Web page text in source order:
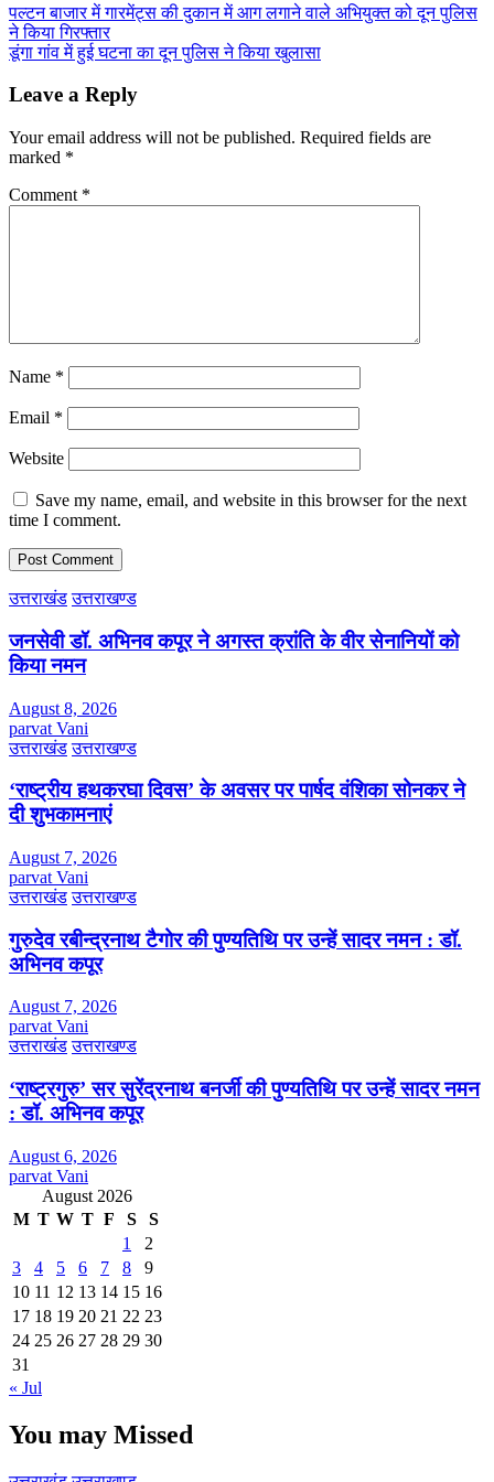
पल्टन बाजार में गारमेंट्स की दुकान में आग लगाने वाले अभियुक्त को दून पुलिस
ने किया गिरफ्तार
डूंगा गांव में हुई घटना का दून पुलिस ने किया खुलासा
Leave a Reply
Your email address will not be published. Required fields are
marked *
Comment *
Name *
Email *
Website
Save my name, email, and website in this browser for the next
time I comment.
उत्तराखंड उत्तराखण्ड
जनसेवी डॉ. अभिनव कपूर ने अगस्त क्रांति के वीर सेनानियों को
किया नमन
August 8, 2026
parvat Vani
उत्तराखंड उत्तराखण्ड
‘राष्ट्रीय हथकरघा दिवस’ के अवसर पर पार्षद वंशिका सोनकर ने
दी शुभकामनाएं
August 7, 2026
parvat Vani
उत्तराखंड उत्तराखण्ड
गुरुदेव रबीन्द्रनाथ टैगोर की पुण्यतिथि पर उन्हें सादर नमन : डॉ.
अभिनव कपूर
August 7, 2026
parvat Vani
उत्तराखंड उत्तराखण्ड
‘राष्ट्रगुरु’ सर सुरेंद्रनाथ बनर्जी की पुण्यतिथि पर उन्हें सादर नमन
: डॉ. अभिनव कपूर
August 6, 2026
parvat Vani
August 2026
M T W T F S
S
1
2
3
4 5 6 7 8
9
10 11 12 13 14 15 16
17 18 19 20 21 22 23
24 25 26 27 28 29 30
31
« Jul
You may Missed